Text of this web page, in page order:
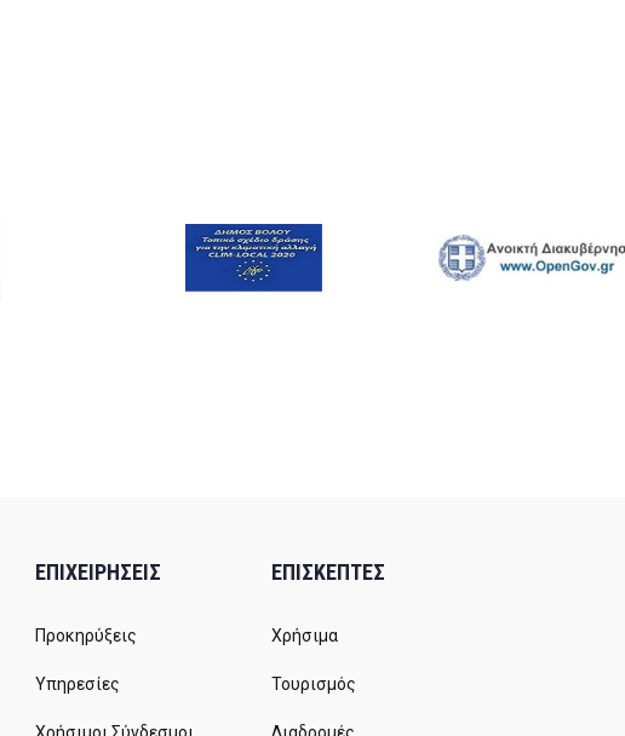
ΕΠΙΧΕΙΡΗΣΕΙΣ
Προκηρύξεις
Υπηρεσίες
Χρήσιμοι Σύνδεσμοι
ΕΠΙΣΚΕΠΤΕΣ
Χρήσιμα
Τουρισμός
Διαδρομές